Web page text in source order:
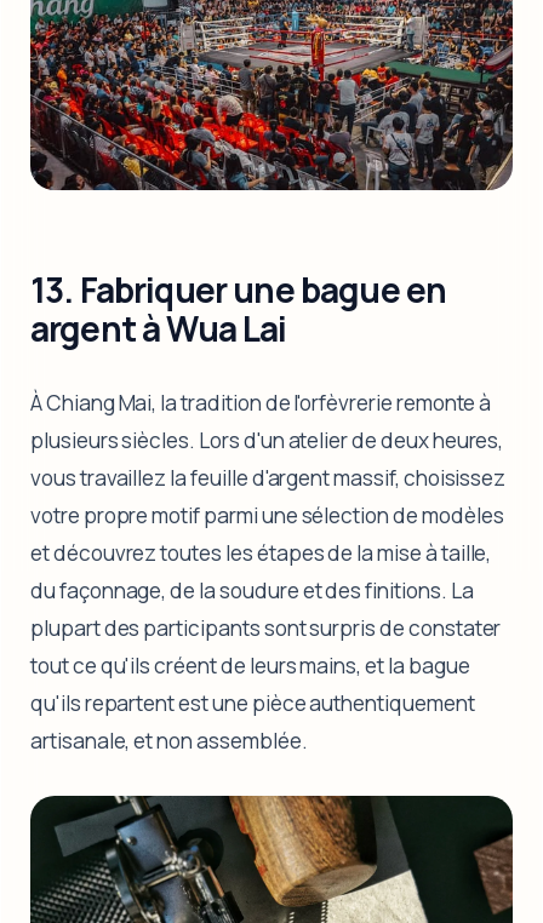
13. Fabriquer une bague en
argent à Wua Lai
À Chiang Mai, la tradition de l'orfèvrerie remonte à
plusieurs siècles. Lors d'un atelier de deux heures,
vous travaillez la feuille d'argent massif, choisissez
votre propre motif parmi une sélection de modèles
et découvrez toutes les étapes de la mise à taille,
du façonnage, de la soudure et des finitions. La
plupart des participants sont surpris de constater
tout ce qu'ils créent de leurs mains, et la bague
qu'ils repartent est une pièce authentiquement
artisanale, et non assemblée.